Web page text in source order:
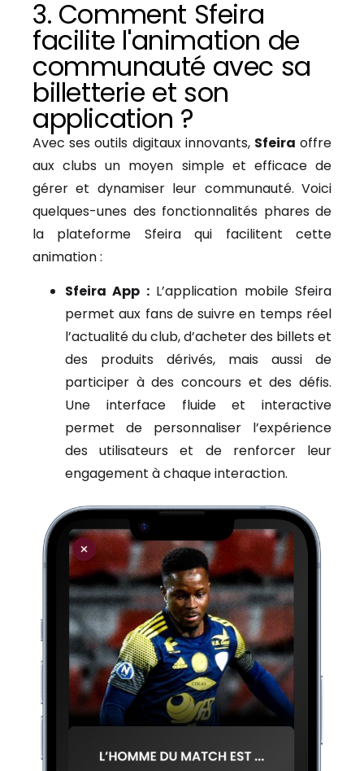
3. Comment Sfeira
facilite l'animation de
communauté avec sa
billetterie et son
application ?
Avec ses outils digitaux innovants, Sfeira offre
aux clubs un moyen simple et efficace de
gérer et dynamiser leur communauté. Voici
quelques-unes des fonctionnalités phares de
la plateforme Sfeira qui facilitent cette
animation :
Sfeira App :L’application mobile Sfeira
permet aux fans de suivre en temps réel
l’actualité du club, d’acheter des billets et
des produits dérivés, mais aussi de
participer à des concours et des défis.
Une interface fluide et interactive
permet de personnaliser l’expérience
des utilisateurs et de renforcer leur
engagement à chaque interaction.